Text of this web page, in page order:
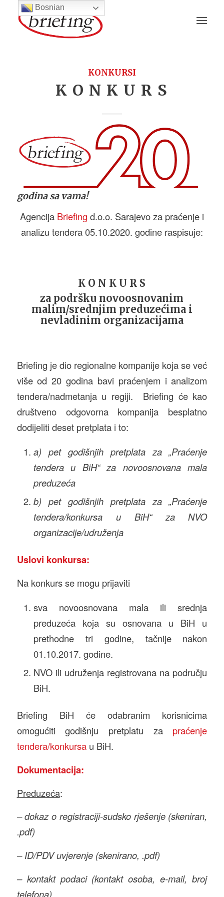
KONKURSI
K O N K U R S
godina sa vama!
Agencija Briefing d.o.o. Sarajevo za praćenje i
analizu tendera 05.10.2020. godine raspisuje:
K O N K U R S
za podršku novoosnovanim
malim/srednjim preduzećima i
nevladinim organizacijama
Briefing je dio regionalne kompanije koja se već
više od 20 godina bavi praćenjem i analizom
tendera/nadmetanja u regiji. Briefing će kao
društveno odgovorna kompanija besplatno
dodijeliti deset pretplata i to:
a) pet godišnjih pretplata za „Praćenje
tendera u BiH“ za novoosnovana mala
preduzeća
b) pet godišnjih pretplata za „Praćenje
tendera/konkursa u BiH“ za NVO
organizacije/udruženja
Uslovi konkursa:
Na konkurs se mogu prijaviti
sva novoosnovana mala ili srednja
preduzeća koja su osnovana u BiH u
prethodne tri godine, tačnije nakon
01.10.2017. godine.
NVO ili udruženja registrovana na području
BiH.
Briefing BiH će odabranim korisnicima
omogućiti godišnju pretplatu za praćenje
tendera/konkursa u BiH.
Dokumentacija:
Preduzeća:
– dokaz o registraciji-sudsko rješenje (skeniran,
.pdf)
– ID/PDV uvjerenje (skenirano, .pdf)
– kontakt podaci (kontakt osoba, e-mail, broj
telefona)
Bosnian